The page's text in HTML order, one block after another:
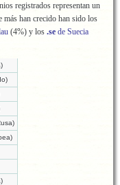
registrados representan un
han crecido han sido los
(4%) y los .se de Suecia